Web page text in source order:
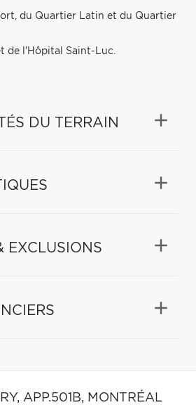
du Quartier Latin et du Quartier
de l'Hôpital Saint-Luc.
DU TERRAIN
EXCLUSIONS
APP.501B, MONTRÉAL